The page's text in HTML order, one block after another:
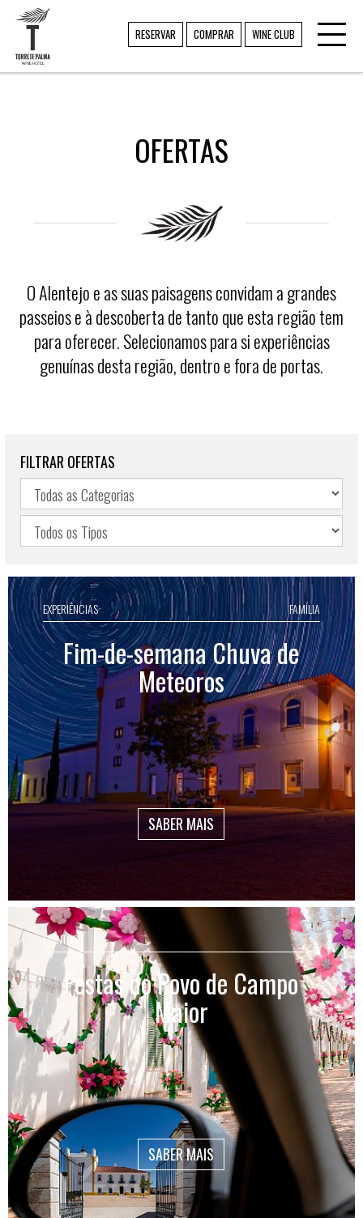
RESERVAR COMPRAR WINE CLUB
OFERTAS
O Alentejo e as suas paisagens convidam a grandes
passeios e à descoberta de tanto que esta região tem
para oferecer. Selecionamos para si experiências
genuínas desta região, dentro e fora de portas.
FILTRAR OFERTAS
EXPERIÊNCIAS FAMÍLIA
Fim-de-semana Chuva de
Meteoros
SABER MAIS
EVENTOS
Festas do Povo de Campo
Maior
SABER MAIS